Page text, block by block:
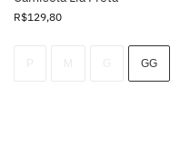
R$129,80
GG